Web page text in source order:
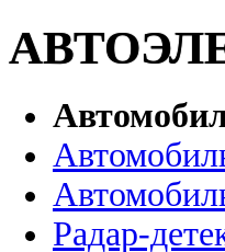
Радар-